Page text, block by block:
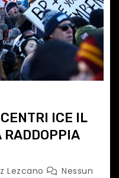
ICE IL
RADDOPPIA
Lezcano
Nessun